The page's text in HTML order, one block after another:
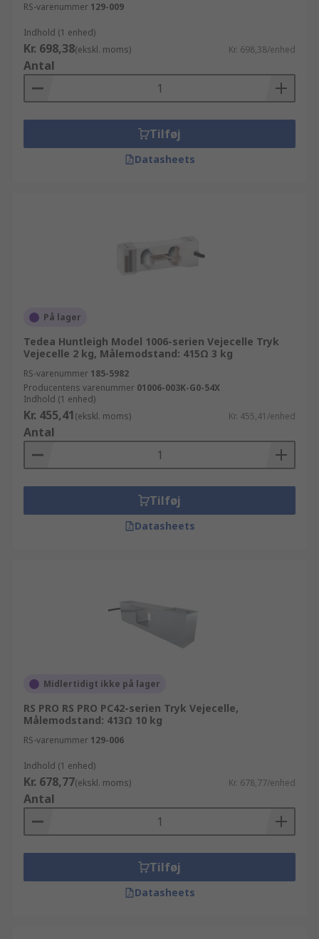
RS-varenummer 129-009
Indhold (1 enhed)
Kr. 698,38(ekskl. moms) Kr. 698,38/enhed
Antal
Tilføj
Datasheets
På lager
Tedea Huntleigh Model 1006-serien Vejecelle Tryk
Vejecelle 2 kg, Målemodstand: 415Ω 3 kg
RS-varenummer 185-5982
Producentens varenummer 01006-003K-G0-54X
Indhold (1 enhed)
Kr. 455,41(ekskl. moms) Kr. 455,41/enhed
Antal
Tilføj
Datasheets
Midlertidigt ikke på lager
RS PRO RS PRO PC42-serien Tryk Vejecelle,
Målemodstand: 413Ω 10 kg
RS-varenummer 129-006
Indhold (1 enhed)
Kr. 678,77(ekskl. moms) Kr. 678,77/enhed
Antal
Tilføj
Datasheets